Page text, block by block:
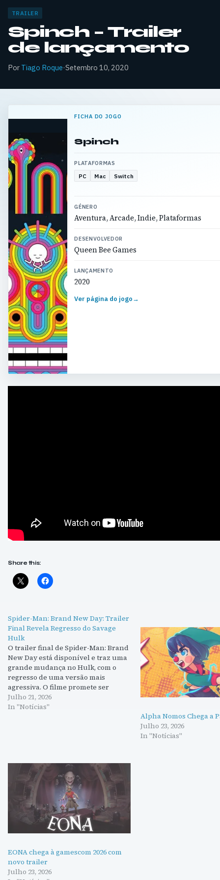
TRAILER
Spinch – Trailer
de lançamento
Por Tiago Roque·Setembro 10, 2020
FICHA DO JOGO
Spinch
PLATAFORMAS
PC Mac Switch
GÉNERO
Aventura, Arcade, Indie, Plataformas
DESENVOLVEDOR
Queen Bee Games
LANÇAMENTO
2020
Ver página do jogo→
Share this:
Spider-Man: Brand New Day: Trailer
Final Revela Regresso do Savage
Hulk
O trailer final de Spider-Man: Brand
New Day está disponível e traz uma
grande mudança no Hulk, com o
regresso de uma versão mais
agressiva. O filme promete ser
emocionante, com ligações aos X-
Men.
Julho 21, 2026
In "Notícias"
Alpha Nomos Chega a
Julho 23, 2026
In "Notícias"
EONA chega à gamescom 2026 com
novo trailer
Julho 23, 2026